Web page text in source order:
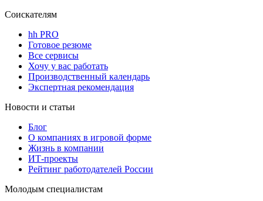
Соискателям
hh PRO
Готовое резюме
Все сервисы
Хочу у вас работать
Производственный календарь
Экспертная рекомендация
Новости и статьи
Блог
О компаниях в игровой форме
Жизнь в компании
ИТ-проекты
Рейтинг работодателей России
Молодым специалистам